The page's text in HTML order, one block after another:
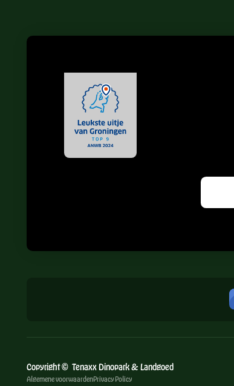
Copyright © Tenaxx Dinopark & Landgoed
Algemene voorwaardenPrivacy Policy